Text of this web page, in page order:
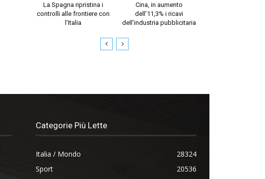
La Spagna ripristina i
controlli alle frontiere con
l’Italia
Cina, in aumento
dell’11,3% i ricavi
dell’industria pubblicitaria
Categorie Più Lette
Italia / Mondo
28324
Sport
20536